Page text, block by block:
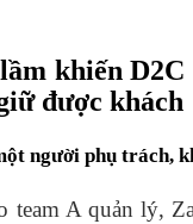
khiến
được khách
người phụ trách,
team A quản lý,